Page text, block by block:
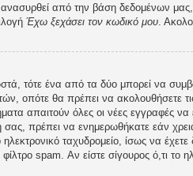
από την βάση δεδομένων μας,
Έχω ξεχάσει τον κωδικό μου .
τότε ένα από τα δύο μπορεί να
οπότε θα πρέπει να ακολουθήσετε
απαιτούν όλες οι νέες εγγραφές να
πρέπει να ενημερωθήκατε εάν
ταχυδρομείο, ίσως να
spam. Αν είστε σίγουρος ό,τι